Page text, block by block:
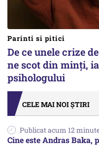
Parinti si pitici
De ce unele crize
ne scot din minți,
psihologului
CELE MAI NOI ȘTIRI
Publicat acum 12
Cine este Andras Baka,